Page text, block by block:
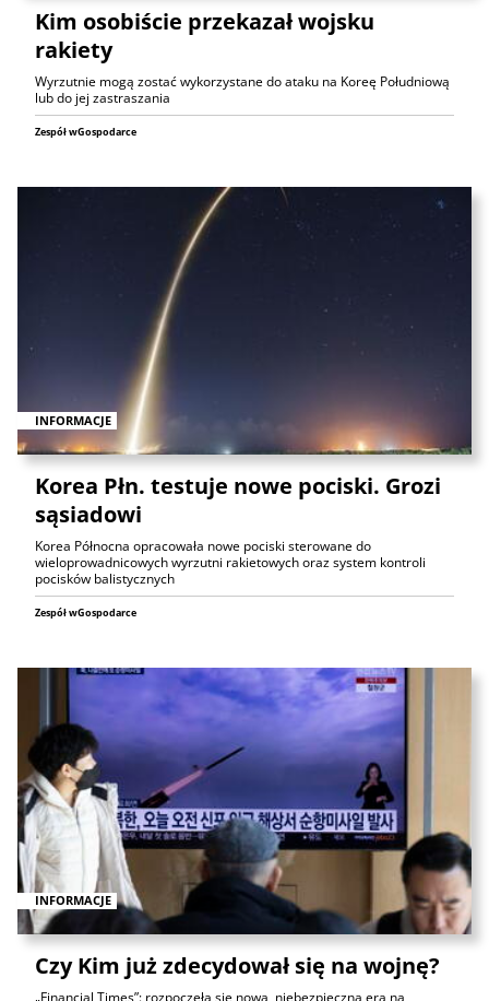
Kim osobiście przekazał wojsku
rakiety
Wyrzutnie mogą zostać wykorzystane do ataku na Koreę Południową
lub do jej zastraszania
Zespół wGospodarce
INFORMACJE
Korea Płn. testuje nowe pociski. Grozi
sąsiadowi
Korea Północna opracowała nowe pociski sterowane do
wieloprowadnicowych wyrzutni rakietowych oraz system kontroli
pocisków balistycznych
Zespół wGospodarce
INFORMACJE
Czy Kim już zdecydował się na wojnę?